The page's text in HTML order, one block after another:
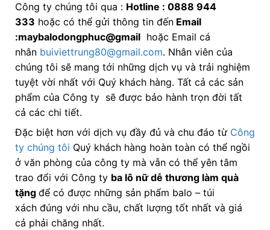
Công ty chúng tôi qua : Hotline : 0888 944
333 hoặc có thể gửi thông tin đếnEmail
:maybalodongphuc@gmailhoặc Email cá
nhân buiviettrung80@gmail.com. Nhân viên của
chúng tôi sẽ mang tới những dịch vụ và trải nghiệm
tuyệt vời nhất với Quý khách hàng. Tất cả các sản
phẩm của Công ty sẽ được bảo hành trọn đời tất
cả các chi tiết.
Đặc biệt hơn với dịch vụ đầy đủ và chu đáo từ Công
ty chúng tôi Quý khách hàng hoàn toàn có thể ngồi
ở văn phòng của công ty mà vẫn có thể yên tâm
trao đổi với Công ty ba lô nữ dễ thương làm quà
tặng để có được những sản phẩm balo – túi
xách đúng với nhu cầu, chất lượng tốt nhất và giá
cả phải chăng nhất.